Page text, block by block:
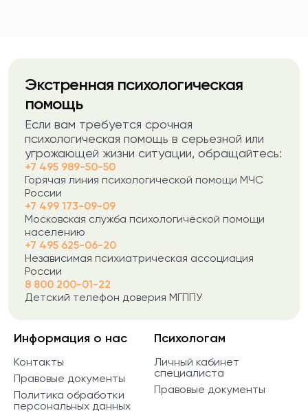
Экстренная психологическая
помощь
Если вам требуется срочная
психологическая помощь в серьезной или
угрожающей жизни ситуации, обращайтесь:
+7 495 989-50-50
Горячая линия психологической помощи МЧС
России
+7 499 173-09-09
Московская служба психологической помощи
населению
+7 495 625-06-20
Независимая психиатрическая ассоциация
России
8 800 200-01-22
Детский телефон доверия МГППУ
Информация о нас
Контакты
Правовые документы
Политика обработки
персональных данных
Психологам
Личный кабинет
специалиста
Правовые документы